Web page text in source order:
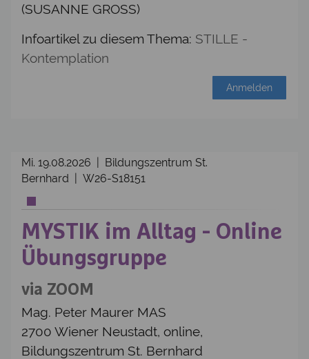
(SUSANNE GROSS)
Infoartikel zu diesem Thema: STILLE -
Kontemplation
Anmelden
Mi. 19.08.2026 | Bildungszentrum St.
Bernhard | W26-S18151
MYSTIK im Alltag - Online
Übungsgruppe
via ZOOM
Mag. Peter Maurer MAS
2700 Wiener Neustadt, online,
Bildungszentrum St. Bernhard